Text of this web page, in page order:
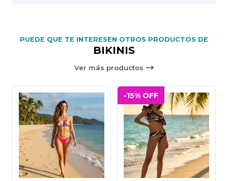
PUEDE QUE TE INTERESEN OTROS PRODUCTOS DE
BIKINIS
Ver más productos
-15% OFF